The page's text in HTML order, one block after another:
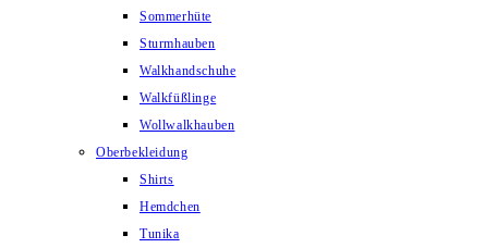
Sommerhüte
Sturmhauben
Walkhandschuhe
Walkfüßlinge
Wollwalkhauben
Oberbekleidung
Shirts
Hemdchen
Tunika